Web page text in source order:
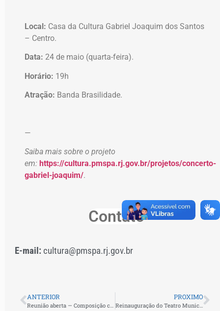
Local: Casa da Cultura Gabriel Joaquim dos Santos
– Centro.
Data: 24 de maio (quarta-feira).
Horário: 19h
Atração: Banda Brasilidade.
—
Saiba mais sobre o projeto
em: https://cultura.pmspa.rj.gov.br/projetos/concerto-
gabriel-joaquim/.
Contato
E-mail: cultura@pmspa.rj.gov.br
ANTERIOR PROXIMO
Reinauguração do Teatro Municipal